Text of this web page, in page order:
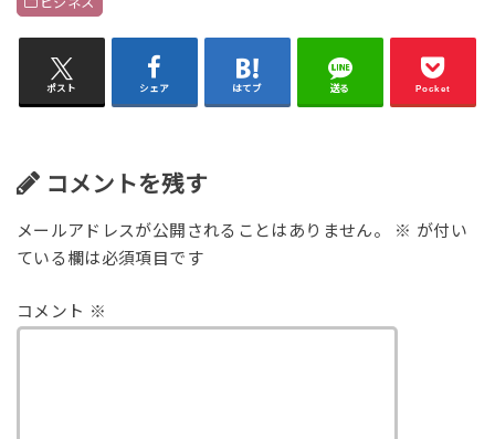
ビジネス
ポスト シェア はてブ 送る Pocket
コメントを残す
メールアドレスが公開されることはありません。 ※ が付い
ている欄は必須項目です
コメント ※